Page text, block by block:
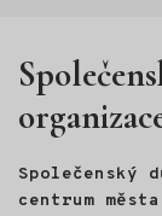
Společenský
centrum